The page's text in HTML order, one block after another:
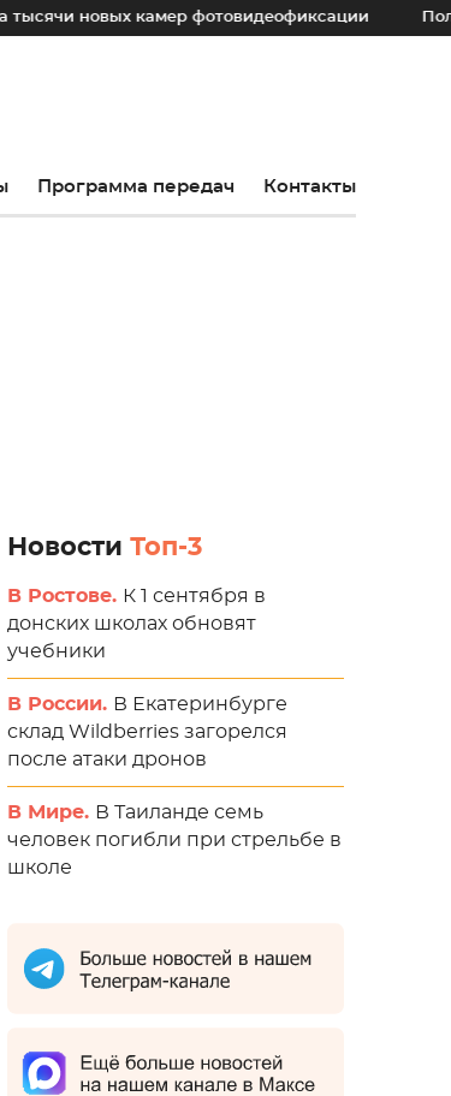
камер фотовидеофиксации Полиция
Программа передач Контакты
Новости Топ-3
В Ростове. К 1 сентября в
донских школах обновят
учебники
В России. В Екатеринбурге
склад Wildberries загорелся
после атаки дронов
В Мире. В Таиланде семь
человек погибли при стрельбе в
школе